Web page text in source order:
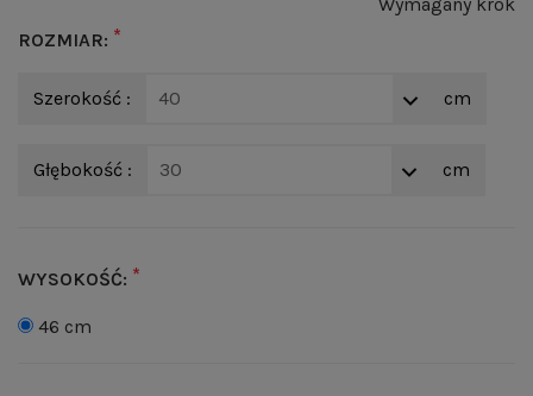
ROZMIAR: *
Szerokość : 40 cm
Głębokość : 30 cm
WYSOKOŚĆ: *
46 cm